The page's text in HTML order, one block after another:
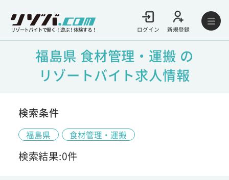
リゾートバイトで働く！遊ぶ！体験する！ ログイン 新規登録
福島県 食材管理・運搬 の
リゾートバイト求人情報
検索条件
福島県 食材管理・運搬
検索結果:0件